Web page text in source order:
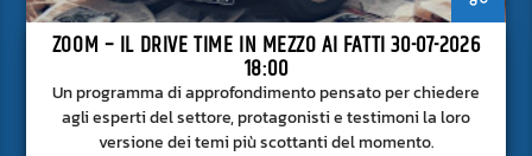
ZOOM – IL DRIVE TIME IN MEZZO AI FATTI 30-07-2026
18:00
Un programma di approfondimento pensato per chiedere
agli esperti del settore, protagonisti e testimoni la loro
versione dei temi più scottanti del momento.